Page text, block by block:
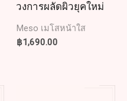
วงการผลัดผิวยุคใหม่
Meso เมโสหน้าใส
฿1,690.00